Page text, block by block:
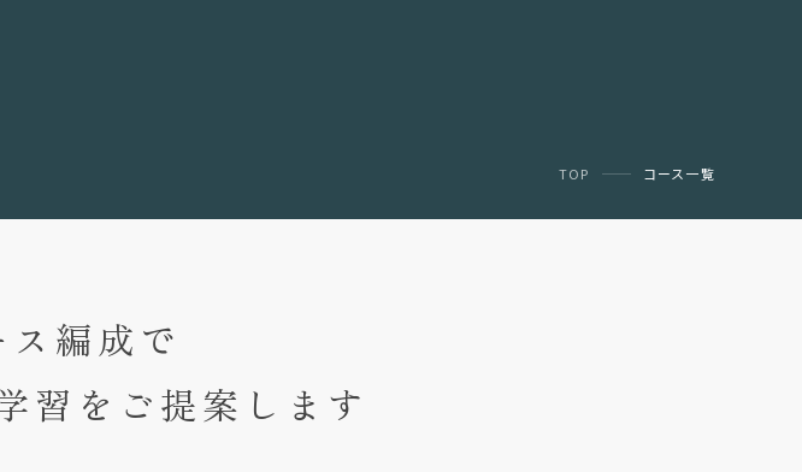
TOP コース一覧
編成で
習を ご提案します